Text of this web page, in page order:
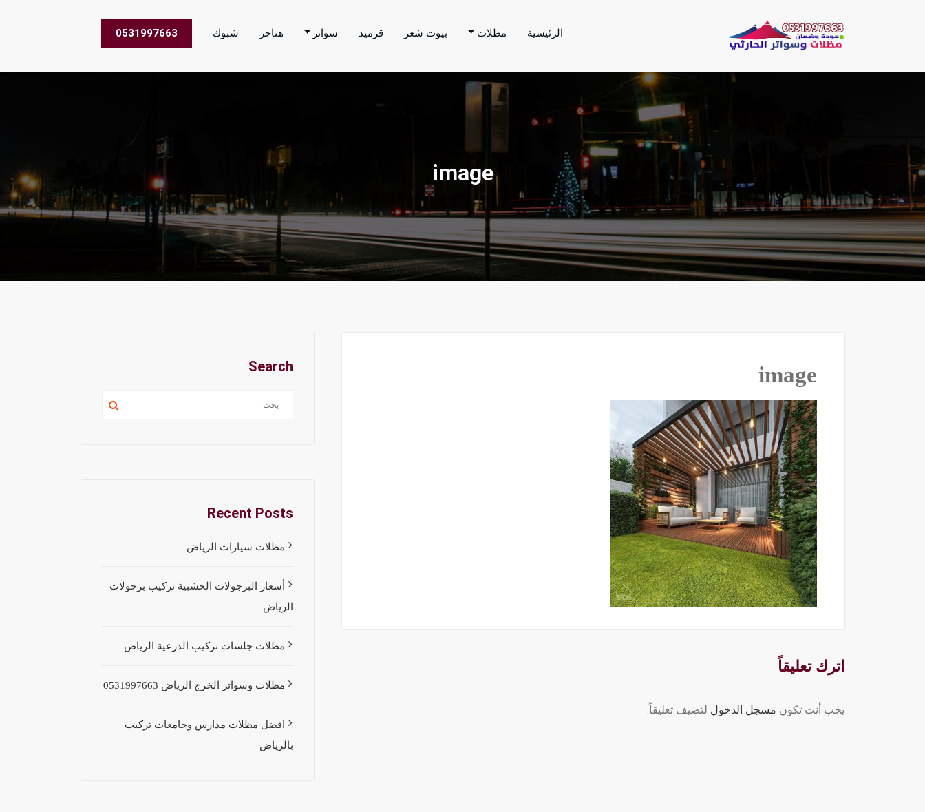
مظلات الحارثي نقوم بتنفيذ اعمال المظلات والسواتر والهناجر وغيرها من الاعمال في جميع مناطق المملكة العربية السعودية
الرئيسية مظلات بيوت شعر قرميد سواتر هناجر شبوك 0531997663
image
image
اترك تعليقاً
يجب أنت تكون مسجل الدخول لتضيف تعليقاً.
Search
Recent Posts
مظلات سيارات الرياض
أسعار البرجولات الخشبية تركيب برجولات
الرياض
مظلات جلسات تركيب الدرعية الرياض
مظلات وسواتر الخرج الرياض 0531997663
افضل مظلات مدارس وجامعات تركيب
بالرياض